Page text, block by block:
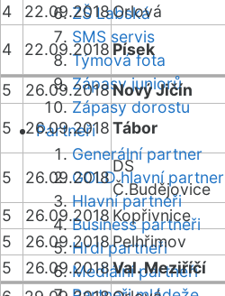
ZŠ Labská
SMS servis
Týmová fota
Zápasy juniorů
Zápasy dorostu
Partneři
Generální partner
GOLD hlavní partner
Hlavní partneři
Business partneři
Hrdí partneři
Mediální partneři
4
22.09.2018Orlová
4
22.09.2018 Písek
5 26.09.2018Nový Jičín
5
26.09.2018Tábor
5 26.09.2018
DS
Č.Budějovice
5
26.09.2018 Kopřivnice
5
26.09.2018Pelhřimov
5
26.09.2018Val. Meziříčí